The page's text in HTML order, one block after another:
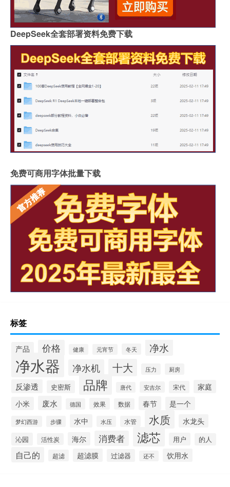
DeepSeek全套部署资料免费下载
免费可商用字体批量下载
标签
产品 价格 健康 元宵节 冬天 净水
净水器 净水机 十大 压力 厨房
反渗透 史密斯 品牌 唐代 安吉尔 宋代
家庭
小米
废水 德国 效果 数据 春节 是一个
梦幻西游 步骤 水中 水压 水管 水质 水龙头
沁园 活性炭 海尔 消费者 滤芯 用户 的人
自己的 超滤 超滤膜 过滤器 还不 饮用水